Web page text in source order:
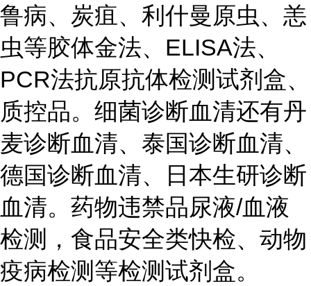
鲁病、炭疽、利什曼原虫、恙
虫等胶体金法、ELISA法、
PCR法抗原抗体检测试剂盒、
质控品。细菌诊断血清还有丹
麦诊断血清、泰国诊断血清、
德国诊断血清、日本生研诊断
血清。药物违禁品尿液/血液
检测，食品安全类快检、动物
疫病检测等检测试剂盒。